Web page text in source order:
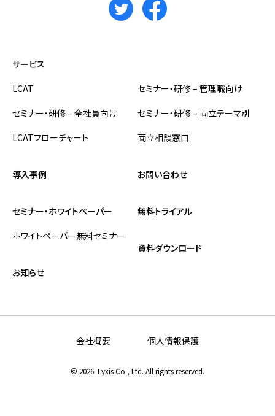
サービス
LCAT
セミナー・研修 – 管理職向け
セミナー・研修 – 全社員向け
セミナー・研修 – 両立テーマ別
LCATフローチャート
両立相談窓口
導入事例
セミナー・ホワイトペーパー
ホワイトペーパー無料セミナー
お知らせ
お問い合わせ
無料トライアル
資料ダウンロード
会社概要 個人情報保護
© 2026 Lyxis Co., Ltd. All rights reserved.